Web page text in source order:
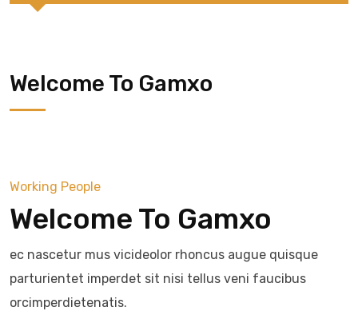
Welcome To Gamxo
Working People
Welcome To Gamxo
ec nascetur mus vicideolor rhoncus augue quisque
parturientet imperdet sit nisi tellus veni faucibus
orcimperdietenatis.